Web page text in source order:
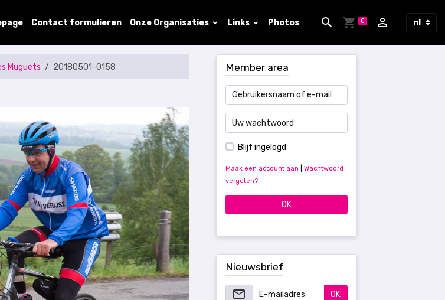
Contact formulieren Onze Organisaties Links Photos 0
Muguets 20180501-0158 Member area
Blijf ingelogd
Maak een account aan
Wachtwoord
vergeten?
OK
Nieuwsbrief
OK